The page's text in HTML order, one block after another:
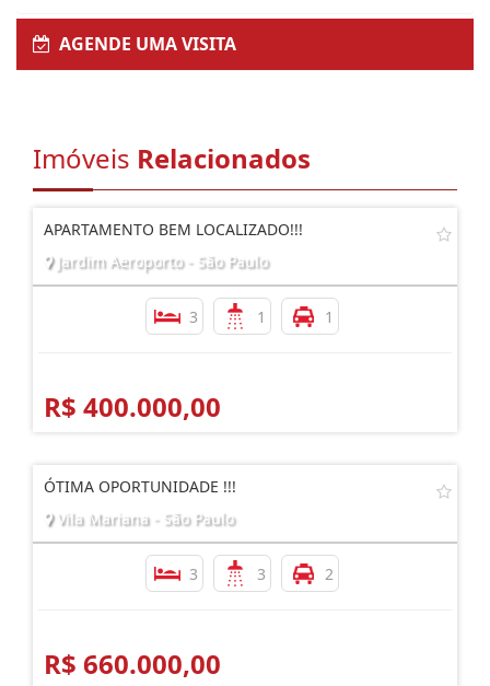
AGENDE UMA VISITA
Imóveis Relacionados
APARTAMENTO BEM LOCALIZADO!!!
Jardim Aeroporto - São Paulo
3 1 1
R$ 400.000,00
ÓTIMA OPORTUNIDADE !!!
Vila Mariana - São Paulo
3 3 2
R$ 660.000,00